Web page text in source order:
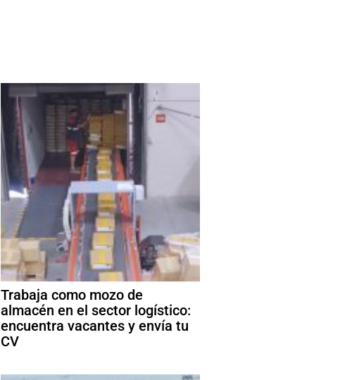
Trabaja como mozo de
almacén en el sector logístico:
encuentra vacantes y envía tu
CV